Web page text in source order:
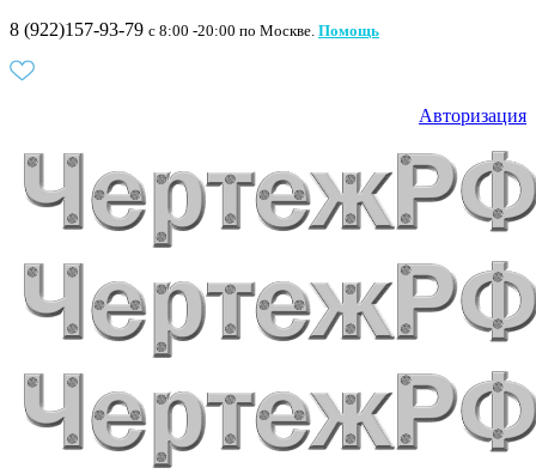
8 (922)157-93-79 c 8:00 -20:00 по Москве. Помощь
Авторизация